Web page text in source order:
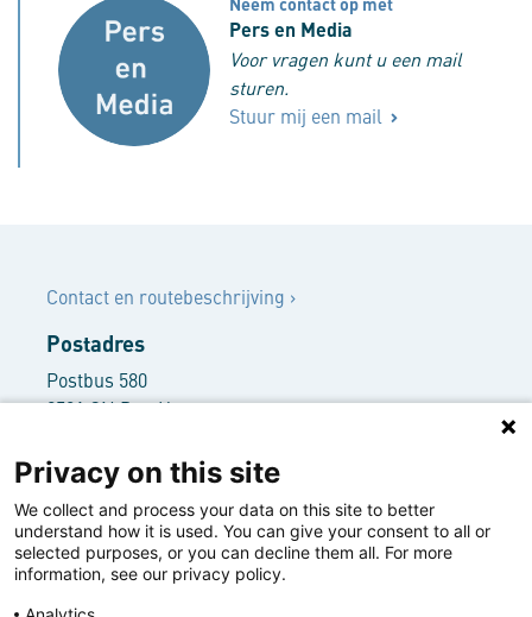
Pers en Media
Voor vragen kunt u een mail
sturen.
Stuur mij een mail
Contact
Contact en routebeschrijving ›
Postadres
Postbus 580
2501 CN Den Haag
Bezoekersadres
Rooseveltplantsoen 3
2517 KR Den Haag
+31 70 416 62 66
info@nwbbank.com
Privacy on this site
We collect and process your data on this site to better
understand how it is used. You can give your consent to all or
selected purposes, or you can decline them all. For more
information, see our privacy policy.